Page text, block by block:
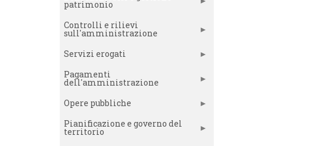
patrimonio
Controlli e rilievi
sull'amministrazione
Servizi erogati
Pagamenti
dell'amministrazione
Opere pubbliche
Pianificazione e governo del
territorio